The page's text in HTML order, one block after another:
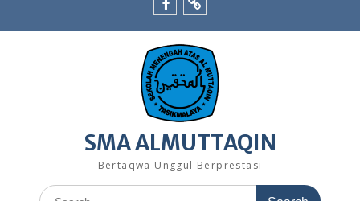
SMA ALMUTTAQIN
Bertaqwa Unggul Berprestasi
Search